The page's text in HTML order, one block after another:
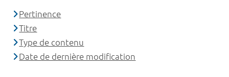
Pertinence
Titre
Type de contenu
Date de dernière modification